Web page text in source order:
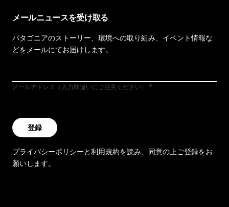
メールニュースを受け取る
パタゴニアのストーリー、環境への取り組み、イベント情報な
どをメールにてお届けします。
メールアドレス（入力間違いにご注意ください）
登録
プライバシーポリシーと利用規約を読み、同意の上ご登録をお
願いします。